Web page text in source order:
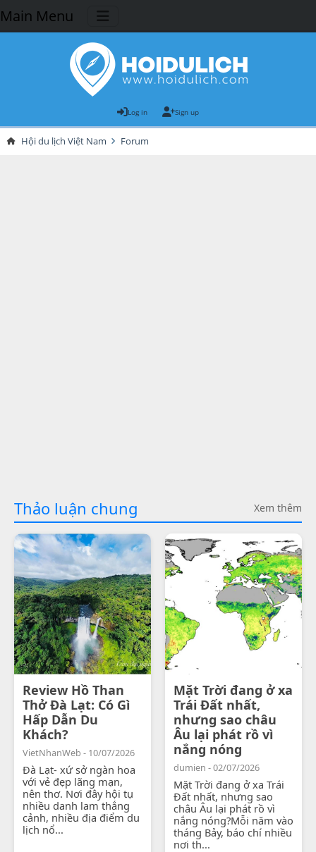
Main Menu
Log in Sign up
Hội du lịch Việt Nam Forum
Thảo luận chung Xem thêm
Review Hồ Than
Thở Đà Lạt: Có Gì
Hấp Dẫn Du
Khách?
VietNhanWeb - 10/07/2026
Đà Lạt- xứ sở ngàn hoa
với vẻ đẹp lãng mạn,
nên thơ. Nơi đây hội tụ
nhiều danh lam thắng
cảnh, nhiều địa điểm du
lịch nổ...
Mặt Trời đang ở xa
Trái Đất nhất,
nhưng sao châu
Âu lại phát rồ vì
nắng nóng
dumien - 02/07/2026
Mặt Trời đang ở xa Trái
Đất nhất, nhưng sao
châu Âu lại phát rồ vì
nắng nóng?Mỗi năm vào
tháng Bảy, báo chí nhiều
nơi th...